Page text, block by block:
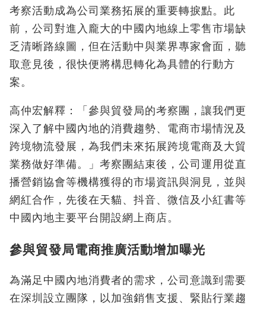
考察活動成為公司業務拓展的重要轉捩點。此
前，公司對進入龐大的中國內地線上零售市場缺
乏清晰路線圖，但在活動中與業界專家會面，聽
取意見後，很快便將構思轉化為具體的行動方
案。
高仲宏解釋：「參與貿發局的考察團，讓我們更
深入了解中國內地的消費趨勢、電商市場情況及
跨境物流發展，為我們未來拓展跨境電商及大貿
業務做好準備。」考察團結束後，公司運用從直
播營銷協會等機構獲得的市場資訊與洞見，並與
網紅合作，先後在天貓、抖音、微信及小紅書等
中國內地主要平台開設網上商店。
參與貿發局電商推廣活動增加曝光
為滿足中國內地消費者的需求，公司意識到需要
在深圳設立團隊，以加強銷售支援、緊貼行業趨